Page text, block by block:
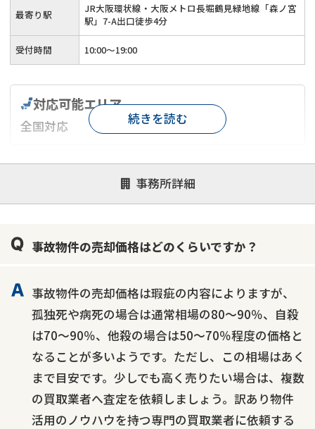
最寄り駅
JR大阪環状線・大阪メトロ長堀鶴見緑地線「森ノ宮
駅」7-A出口徒歩4分
受付時間 10:00〜19:00
事務所詳細
対応可能エリア
全国対応
対応が親身 オンライン面談可能
レスポンスが早い
1億円以上の買取可
続きを読む
事故物件の売却価格はどのくらいですか？
事故物件の売却価格は瑕疵の内容によりますが、
孤独死や病死の場合は通常相場の80～90％、自殺
は70～90％、他殺の場合は50～70％程度の価格と
なることが多いようです。ただし、この相場はあく
まで目安です。少しでも高く売りたい場合は、複数
の買取業者へ査定を依頼しましょう。訳あり物件
活用のノウハウを持つ専門の買取業者に依頼する